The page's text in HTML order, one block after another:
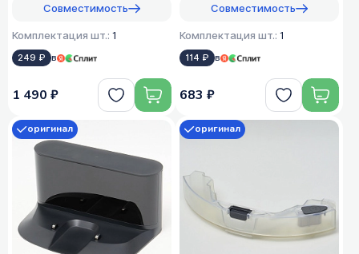
Совместимость
Комплектация шт.: 1
249 ₽ в
1 490 ₽
Совместимость
Комплектация шт.: 1
114 ₽ в
683 ₽
оригинал оригинал